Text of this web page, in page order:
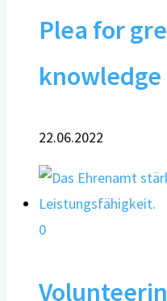
Plea for
knowledge
22.06.2022
0